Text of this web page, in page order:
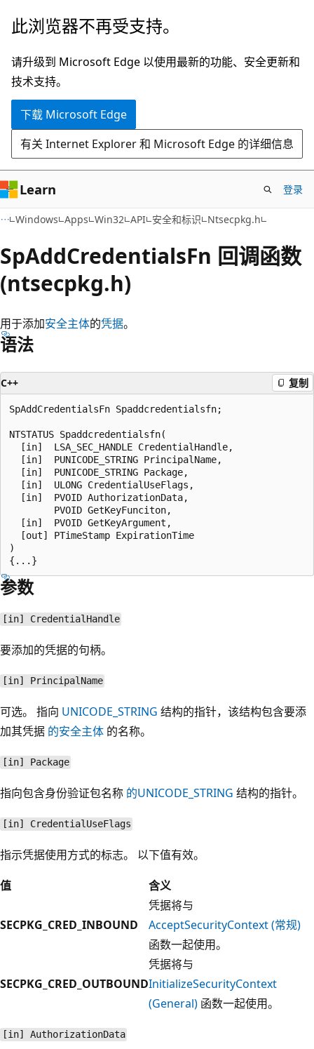
跳
主
要
内
此浏览器不再受支持。
请升级到 Microsoft Edge 以使用最新的功能、安全更新和
技术支持。
下载 Microsoft Edge
有关 Internet Explorer 和 Microsoft Edge 的详细信息
Learn 登录
Windows Apps Win32 API 安全和标识 Ntsecpkg.h
SpAddCredentialsFn 回调函数
(ntsecpkg.h)
用于添加安全主体的凭据。
语法
C++ 复制
SpAddCredentialsFn Spaddcredentialsfn;
NTSTATUS Spaddcredentialsfn(
  [in]  LSA_SEC_HANDLE CredentialHandle,
  [in]  PUNICODE_STRING PrincipalName,
  [in]  PUNICODE_STRING Package,
  [in]  ULONG CredentialUseFlags,
  [in]  PVOID AuthorizationData,
        PVOID GetKeyFunciton,
  [in]  PVOID GetKeyArgument,
  [out] PTimeStamp ExpirationTime
)
参数
[in] CredentialHandle
要添加的凭据的句柄。
[in] PrincipalName
可选。 指向 UNICODE_STRING 结构的指针，该结构包含要添
加其凭据 的安全主体 的名称。
[in] Package
指向包含身份验证包名称 的UNICODE_STRING 结构的指针。
[in] CredentialUseFlags
指示凭据使用方式的标志。 以下值有效。
值
含义
SECPKG_CRED_INBOUND
凭据将与
AcceptSecurityContext (常规)
函数一起使用。
SECPKG_CRED_OUTBOUND
凭据将与
InitializeSecurityContext
(General) 函数一起使用。
[in] AuthorizationData